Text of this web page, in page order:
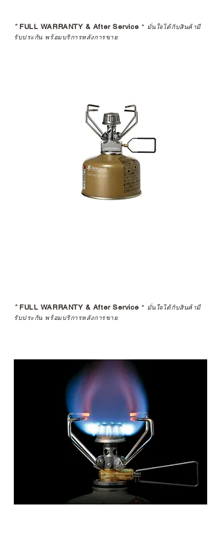
STUDIO และร้านตัวแทนจำหน่ายที่
ได้รับการแต่งตั้งอย่างเป็นทางการ จะ
หรือการแก้ไขปัญหาที่อาจเกิดขึ้นใน
ก่อนตัดสินใจซื้อสินค้า เราอยาก
แนะนำให้คุณสอบถามทุกครั้งว่า ร้าน
ค้าที่คุณกำลังเลือกซื้อนั้น มีการรับ
ประกันสินค้าจากตัวแทนจำหน่าย
ในอุปกรณ์ที่คุณรัก มีคุณค่าอย่าง
ตัวแทนจำหน่ายที่ได้รับการแต่งตั้ง
เพื่อให้คุณได้รับทั้งสินค้า และ
ประสบการณ์ที่สมบูรณ์แบบในระยะ
อ่านต่อเรื่องการรับประกันสินค้าได้
https://www.campstudio.co.th/
*FULL WARRANTY & After Service * มั่นใจได้กับสินค้ามี
รับประกัน พร้อมบริการหลังการขาย
*FULL WARRANTY & After Service * มั่นใจได้กับสินค้ามี
รับประกัน พร้อมบริการหลังการขาย